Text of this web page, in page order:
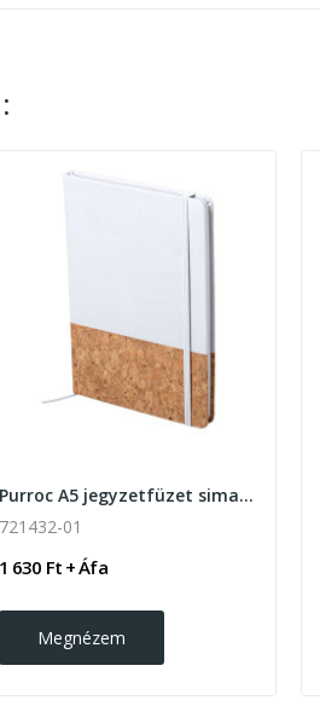
Purroc A5 jegyzetfüzet sima lapokkal , fehér
721432-01
1 630 Ft + Áfa
Megnézem